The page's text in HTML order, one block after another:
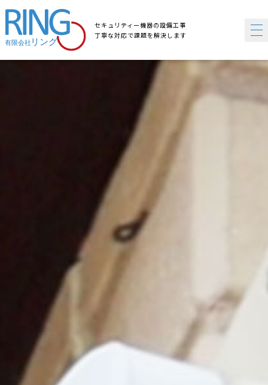
セキュリティー機器の設備工事
丁寧な対応で課題を解決します